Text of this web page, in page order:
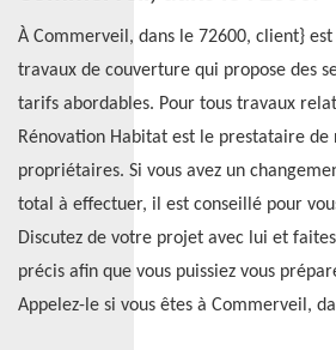
À Commerveil, dans le 72600, client}
travaux de couverture qui propose des
tarifs abordables. Pour tous travaux
Rénovation Habitat est le prestataire
propriétaires. Si vous avez un
total à effectuer, il est conseillé pour
Discutez de votre projet avec lui et
précis afin que vous puissiez vous
Appelez-le si vous êtes à Commerveil,